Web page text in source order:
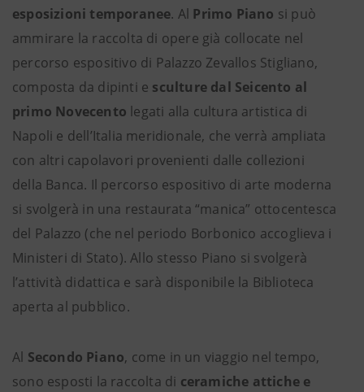
esposizioni temporanee. Al Primo Piano si può
ammirare la raccolta di opere già collocate nel
percorso espositivo di Palazzo Zevallos Stigliano,
composta da dipinti e sculture dal Seicento al
primo Novecento legati alla cultura artistica di
Napoli e dell’Italia meridionale, che verrà ampliata
con altri capolavori provenienti dalle collezioni
della Banca. Il percorso espositivo di arte moderna
si svolgerà in una restaurata “manica” ottocentesca
del Palazzo (che nel periodo Borbonico accoglieva i
Ministeri di Stato). Allo stesso Piano si svolgerà
l’attività didattica e sarà disponibile la Biblioteca
aperta al pubblico.
Al Secondo Piano, come in un viaggio nel tempo,
sono esposti la raccolta di ceramiche attiche e